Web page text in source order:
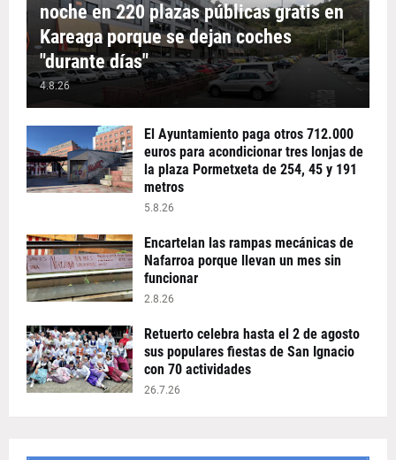
noche en 220 plazas públicas gratis en
Kareaga porque se dejan coches
"durante días"
4.8.26
El Ayuntamiento paga otros 712.000
euros para acondicionar tres lonjas de
la plaza Pormetxeta de 254, 45 y 191
metros
5.8.26
Encartelan las rampas mecánicas de
Nafarroa porque llevan un mes sin
funcionar
2.8.26
Retuerto celebra hasta el 2 de agosto
sus populares fiestas de San Ignacio
con 70 actividades
26.7.26